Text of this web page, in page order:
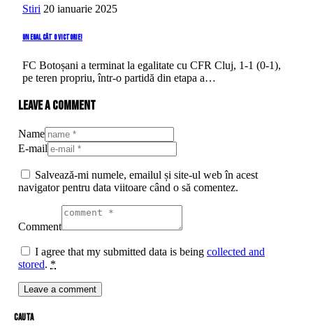
Stiri 20 ianuarie 2025
Un egal cât o victorie!
FC Botoșani a terminat la egalitate cu CFR Cluj, 1-1 (0-1),
pe teren propriu, într-o partidă din etapa a…
Leave a comment
Name
E-mail
Salvează-mi numele, emailul și site-ul web în acest
navigator pentru data viitoare când o să comentez.
Comment
I agree that my submitted data is being collected and
stored. *
cauta